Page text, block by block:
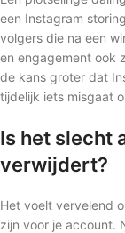
een Instagram
volgers die na een
en engagement ook
de kans groter dat
tijdelijk iets misgaat
Is het slecht
verwijdert?
Het voelt vervelend
zijn voor je account.